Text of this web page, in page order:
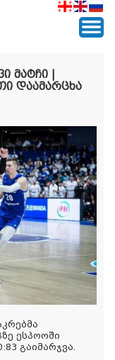
მატჩი |
დაამარცხა
ესპოოში
გაიმარჯვა.